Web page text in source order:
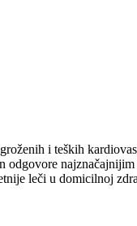
i teških
odgovore
leči u domicilnoj